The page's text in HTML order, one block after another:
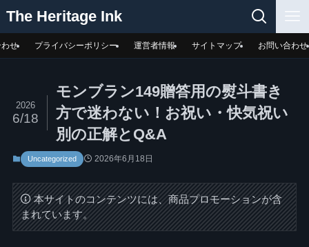
The Heritage Ink
せ プライバシーポリシー 運営者情報 サイトマップ お問い合わせ
モンブラン149贈答用の熨斗書き
方で迷わない！お祝い・快気祝い
別の正解とQ&A
2026
6/18
Uncategorized 2026年6月18日
本サイトのコンテンツには、商品プロモーションが含
まれています。